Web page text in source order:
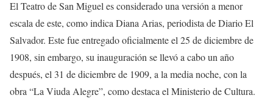
El Teatro de San Miguel es considerado una versión a menor
escala de este, como indica Diana Arias, periodista de Diario El
Salvador. Este fue entregado oficialmente el 25 de diciembre de
1908, sin embargo, su inauguración se llevó a cabo un año
después, el 31 de diciembre de 1909, a la media noche, con la
obra “La Viuda Alegre”, como destaca el Ministerio de Cultura.